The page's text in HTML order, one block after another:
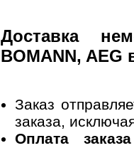
Доставка
BOMANN,
Заказ
заказа,
Оплата